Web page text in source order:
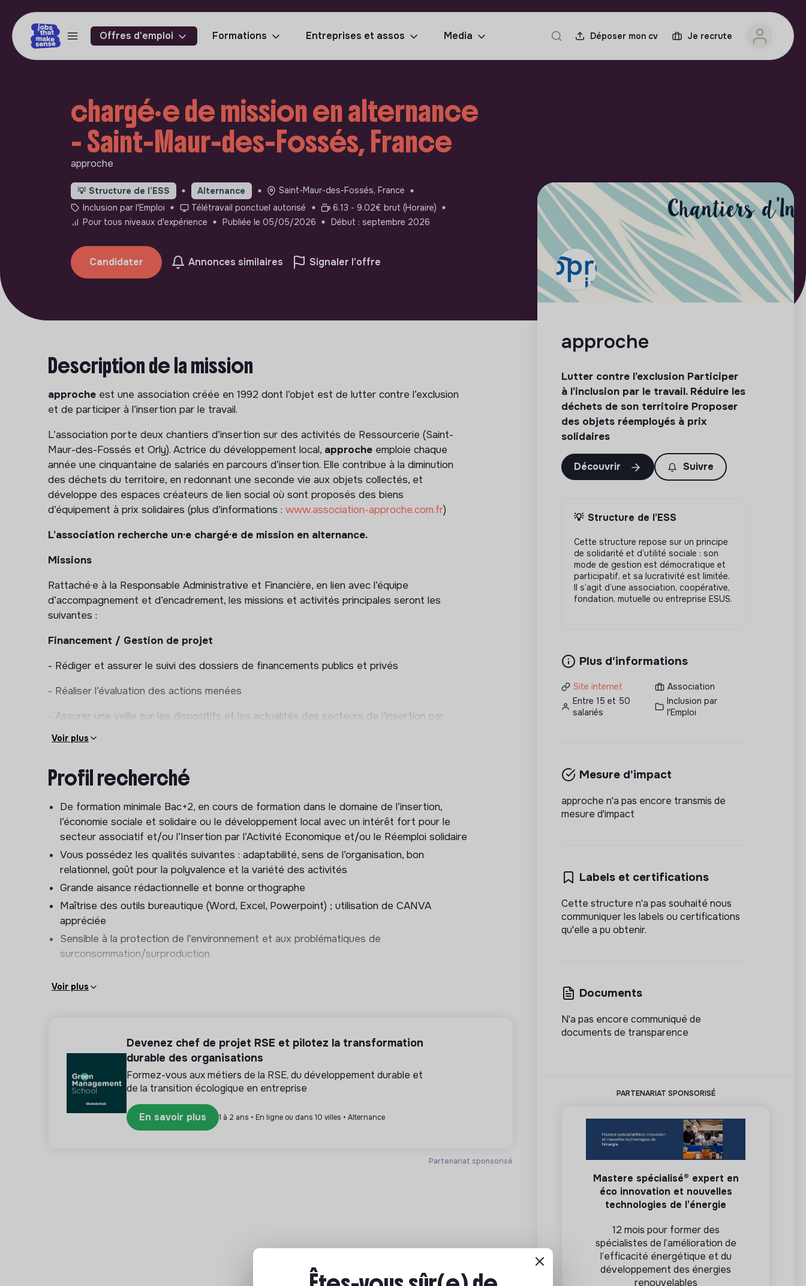
Offres d'emploi Formations Entreprises et assos Media Déposer mon cv Je recrute
chargé·e de mission en alternance
- Saint-Maur-des-Fossés, France
approche
💡 Structure de l’ESS Alternance
Saint-Maur-des-Fossés, France
Inclusion par l'Emploi
Télétravail ponctuel autorisé
6.13 - 9.02€ brut (Horaire)
Pour tous niveaux d'expérience
Publiée le 05/05/2026 Début : septembre 2026
Candidater Annonces similaires Signaler l'offre
Description de la mission
approche est une association créée en 1992 dont l’objet est de lutter contre l’exclusion
et de participer à l’insertion par le travail.
L’association porte deux chantiers d’insertion sur des activités de Ressourcerie (Saint-
Maur-des-Fossés et Orly). Actrice du développement local, approche emploie chaque
année une cinquantaine de salariés en parcours d’insertion. Elle contribue à la diminution
des déchets du territoire, en redonnant une seconde vie aux objets collectés, et
développe des espaces créateurs de lien social où sont proposés des biens
d’équipement à prix solidaires (plus d’informations : www.association-approche.com.fr)
L’association recherche un·e chargé·e de mission en alternance.
Missions
Rattaché·e à la Responsable Administrative et Financière, en lien avec l’équipe
d’accompagnement et d’encadrement, les missions et activités principales seront les
suivantes :
Financement / Gestion de projet
- Rédiger et assurer le suivi des dossiers de financements publics et privés
- Réaliser l’évaluation des actions menées
- Assurer une veille sur les dispositifs et les actualités des secteurs de l’insertion par
l’activité économique et du réemploi
salariés en parcours : accès facilité à des places de spectacle
- Elaborer des supports de communication internes et externes : rédiger le rapport
d’activité de la structure, mettre en page le bulletin semestriel, réaliser des supports de
présentation
- Participer à la commission “communication” de l’association
Gestion administrative
- Soutenir l’équipe dans la gestion administrative
Intégration dans un collectif de travail
Voir plus
Profil recherché
De formation minimale Bac+2, en cours de formation dans le domaine de l’insertion,
l’économie sociale et solidaire ou le développement local avec un intérêt fort pour le
secteur associatif et/ou l’Insertion par l’Activité Economique et/ou le Réemploi solidaire
Vous possédez les qualités suivantes : adaptabilité, sens de l’organisation, bon
relationnel, goût pour la polyvalence et la variété des activités
Grande aisance rédactionnelle et bonne orthographe
Maîtrise des outils bureautique (Word, Excel, Powerpoint) ; utilisation de CANVA
appréciée
Sensible à la protection de l’environnement et aux problématiques de
surconsommation/surproduction
Voir plus
Partenariat sponsorisé
Devenez chef de projet RSE et pilotez la transformation
durable des organisations
Formez-vous aux métiers de la RSE, du développement durable et
de la transition écologique en entreprise
En savoir plus 1 à 2 ans • En ligne ou dans 10 villes • Alternance
approche
Lutter contre l’exclusion Participer
à l’inclusion par le travail. Réduire les
déchets de son territoire Proposer
des objets réemployés à prix
solidaires
Découvrir Suivre
💡 Structure de l’ESS
Cette structure repose sur un principe
de solidarité et d’utilité sociale : son
mode de gestion est démocratique et
participatif, et sa lucrativité est limitée.
Il s’agit d’une association, coopérative,
fondation, mutuelle ou entreprise ESUS.
Plus d'informations
Site internet
Association
Entre 15 et 50
salariés
Inclusion par
l'Emploi
Mesure d'impact
approche n'a pas encore transmis de
mesure d'impact
Labels et certifications
Cette structure n'a pas souhaité nous
communiquer les labels ou certifications
qu'elle a pu obtenir.
Documents
N'a pas encore communiqué de
documents de transparence
PARTENARIAT SPONSORISÉ
Mastere spécialisé® expert en
éco innovation et nouvelles
technologies de l’énergie
12 mois pour former des
spécialistes de l’amélioration de
l’efficacité énergétique et du
développement des énergies
renouvelables